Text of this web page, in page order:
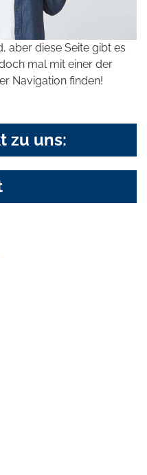
aber diese Seite gibt es
mal mit einer der
Navigation finden!
zu uns: